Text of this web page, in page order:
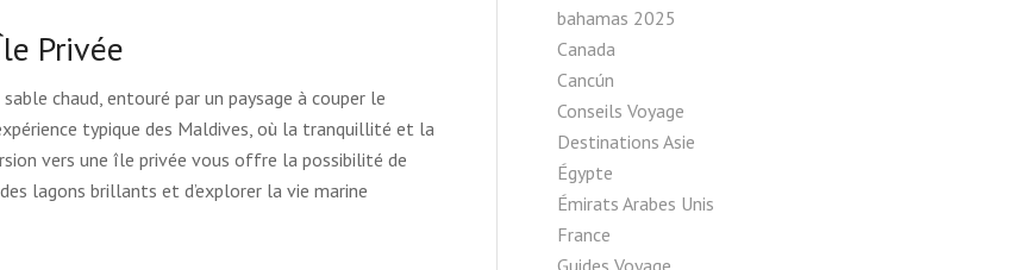
Privée
chaud, entouré par un paysage à couper le
typique des Maldives, où la tranquillité et la
vers une île privée vous offre la possibilité de
lagons brillants et d’explorer la vie marine
bahamas 2025
Canada
Cancún
Conseils Voyage
Destinations Asie
Égypte
Émirats Arabes Unis
France
Guides Voyage